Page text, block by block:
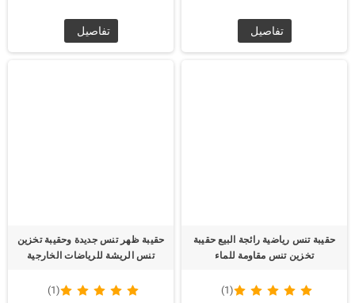
تفاصيل تفاصيل
حقيبة تنس رياضية رائجة البيع حقيبة
تخزين تنس مقاومة للماء
(1)
حقيبة ظهر تنس جديدة وحقيبة تخزين
تنس الريشة للرياضات الخارجية
(1)